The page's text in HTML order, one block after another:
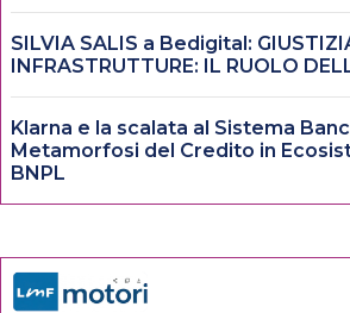
SILVIA SALIS a Bedigital:
INFRASTRUTTURE: IL RUOLO
Klarna e la scalata al Sistema
Metamorfosi del Credito in
BNPL